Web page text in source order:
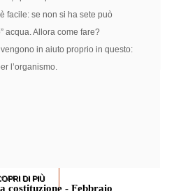
Alimentari
E PESO IDEALE
DI PIÙ
facile: se non si ha sete può
acqua. Allora come fare?
in aiuto proprio in questo:
l’organismo.
costituzione - Febbraio